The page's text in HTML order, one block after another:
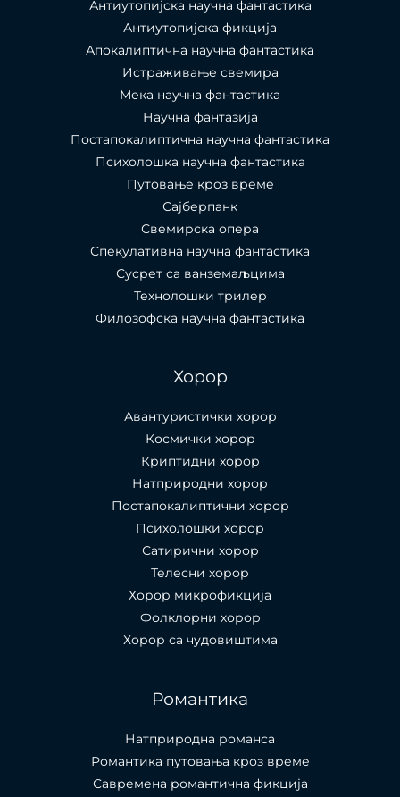
Антиутопијска научна фантастика
Антиутопијска фикција
Апокалиптична научна фантастика
Истраживање свемира
Мека научна фантастика
Научна фантазија
Постапокалиптична научна фантастика
Психолошка научна фантастика
Путовање кроз време
Сајберпанк
Свемирска опера
Спекулативна научна фантастика
Сусрет са ванземаљцима
Технолошки трилер
Филозофска научна фантастика
Хорор
Авантуристички хорор
Космички хорор
Криптидни хорор
Натприродни хорор
Постапокалиптични хорор
Психолошки хорор
Сатирични хорор
Телесни хорор
Хорор микрофикција
Фолклорни хорор
Хорор са чудовиштима
Романтика
Натприродна романса
Романтика путовања кроз време
Савремена романтична фикција